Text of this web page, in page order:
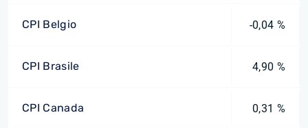
CPI Belgio -0,04 %
CPI Brasile 4,90 %
CPI Canada 0,31 %